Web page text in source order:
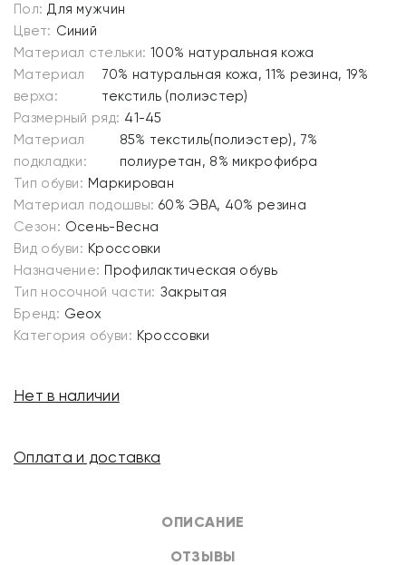
ОПИСАНИЕ
ОТЗЫВЫ
Пол: Для мужчин
Цвет: Синий
Материал стельки: 100% натуральная кожа
Материал
верха:
70% натуральная кожа, 11% резина, 19%
текстиль (полиэстер)
Размерный ряд: 41-45
Материал
подкладки:
85% текстиль(полиэстер), 7%
полиуретан, 8% микрофибра
Тип обуви: Маркирован
Материал подошвы: 60% ЭВА, 40% резина
Сезон: Осень-Весна
Вид обуви: Кроссовки
Назначение: Профилактическая обувь
Тип носочной части: Закрытая
Бренд: Geox
Категория обуви: Кроссовки
Нет в наличии
Оплата и доставка